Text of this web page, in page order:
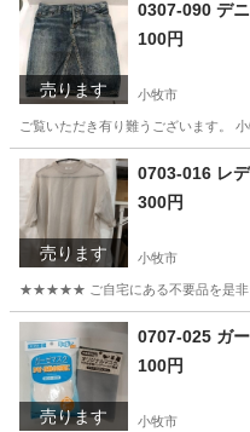
売ります
0307-090 デ
100円
小牧市
ご覧いただき有り難うございます。
愛知 小牧市 服/ファッション
売ります
0703-016 レ
300円
小牧市
★★★★★ ご自宅にある不要品を是非ジ
愛知 小牧市 現
売ります
0707-025 ガ
100円
小牧市